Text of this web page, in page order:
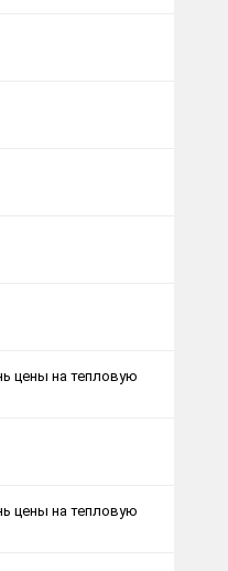
цены на тепловую
цены на тепловую